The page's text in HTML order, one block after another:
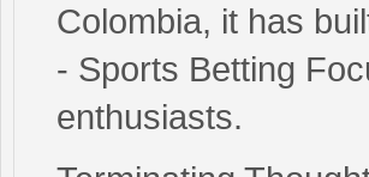
Colombia, it has
- Sports Betting
enthusiasts.